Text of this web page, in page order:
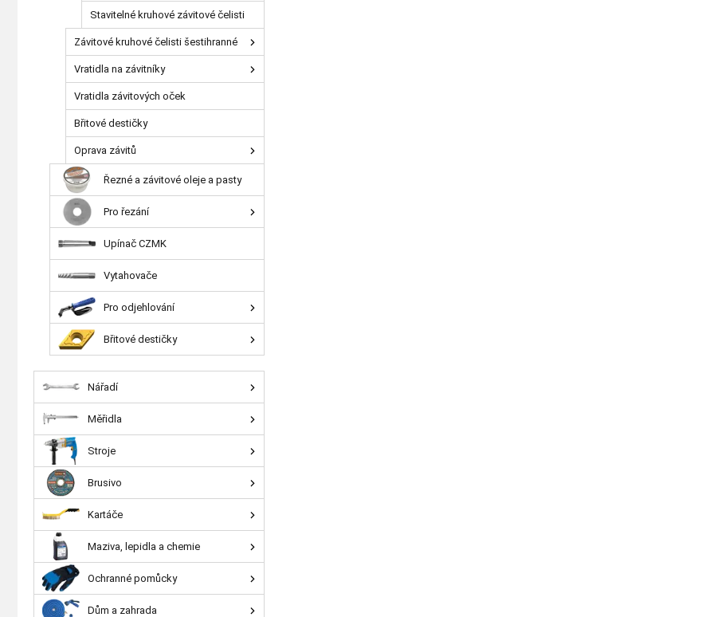
Stavitelné kruhové závitové čelisti
Závitové kruhové čelisti šestihranné
Vratidla na závitníky
Vratidla závitových oček
Břitové destičky
Oprava závitů
Řezné a závitové oleje a pasty
Pro řezání
Upínač CZMK
Vytahovače
Pro odjehlování
Břitové destičky
Nářadí
Měřidla
Stroje
Brusivo
Kartáče
Maziva, lepidla a chemie
Ochranné pomůcky
Dům a zahrada